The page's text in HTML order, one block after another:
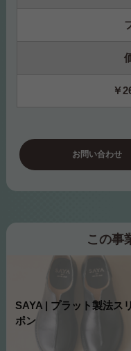
￥
お問い合わせ
この事
SAYA | プラット製法ス
ポン